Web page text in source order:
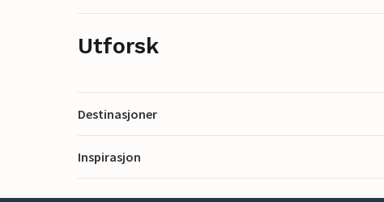
Utforsk
Destinasjoner
Inspirasjon